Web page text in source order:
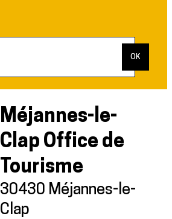
Méjannes-le-
Clap Office de
Tourisme
30430 Méjannes-le-
Clap